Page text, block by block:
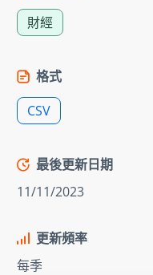
財經
格式
CSV
最後更新日期
11/11/2023
更新頻率
每季